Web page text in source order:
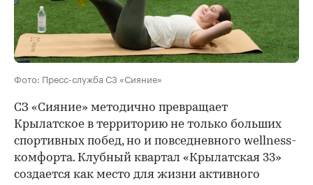
Фото: Пресс-служба СЗ «Сияние»
СЗ «Сияние» методично превращает
Крылатское в территорию не только больших
спортивных побед, но и повседневного wellness-
комфорта. Клубный квартал «Крылатская 33»
создается как место для жизни активного